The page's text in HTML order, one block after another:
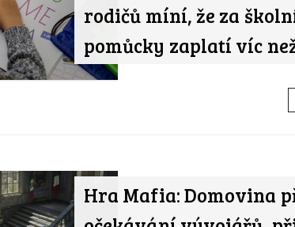
rodičů míní, že za
pomůcky zaplatí víc
Hra Mafia: Domovina